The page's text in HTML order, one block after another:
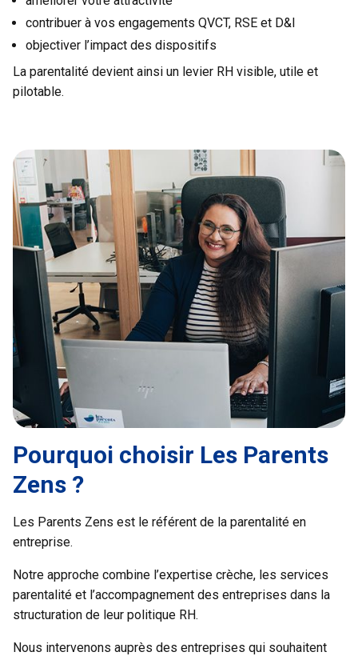
contribuer à vos engagements QVCT, RSE et D&I
objectiver l’impact des dispositifs
La parentalité devient ainsi un levier RH visible, utile et
pilotable.
Pourquoi choisir Les Parents
Zens ?
Les Parents Zens est le référent de la parentalité en
entreprise.
Notre approche combine l’expertise crèche, les services
parentalité et l’accompagnement des entreprises dans la
structuration de leur politique RH.
Nous intervenons auprès des entreprises qui souhaitent